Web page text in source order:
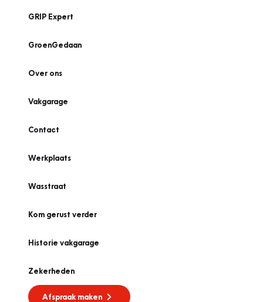
GRIP Expert
GroenGedaan
Over ons
Vakgarage
Contact
Werkplaats
Wasstraat
Kom gerust verder
Historie vakgarage
Zekerheden
Afspraak maken